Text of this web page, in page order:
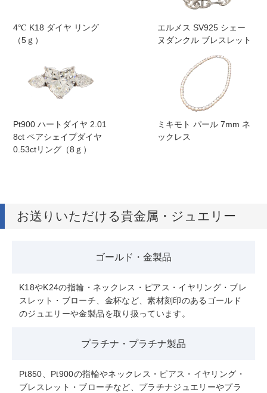
4℃ K18 ダイヤ リング
（5ｇ）
エルメス SV925 シェー
ヌダンクル ブレスレット
Pt900 ハートダイヤ 2.01
8ct ペアシェイプダイヤ
0.53ctリング（8ｇ）
ミキモト パール 7mm ネ
ックレス
お送りいただける貴金属・ジュエリー
ゴールド・金製品
K18やK24の指輪・ネックレス・ピアス・イヤリング・ブレ
スレット・ブローチ、金杯など、素材刻印のあるゴールド
のジュエリーや金製品を取り扱っています。
プラチナ・プラチナ製品
Pt850、Pt900の指輪やネックレス・ピアス・イヤリング・
ブレスレット・ブローチなど、プラチナジュエリーやプラ